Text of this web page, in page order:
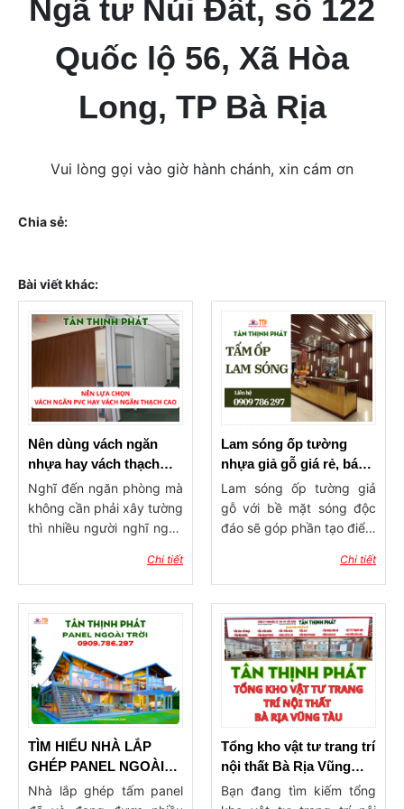
Ngã tư Núi Đất, số 122
Quốc lộ 56, Xã Hòa
Long, TP Bà Rịa
Vui lòng gọi vào giờ hành chánh, xin cám ơn
Chia sẻ:
Bài viết khác:
Nên dùng vách ngăn
nhựa hay vách thạch
cao ngăn phòng?
Nghĩ đến ngăn phòng mà
không cần phải xây tường
thì nhiều người nghĩ ngay
biến hiện nay đó là vách
ngăn nhựa và vách thạch
cao. Vậy nên dùng vách
ngăn nhựa hay vách
thạch cao ngăn phòng?
Hãy cùng vật tư Tân
Thịnh Phát tham khảo qua
bài viết dưới đây để tìm ra
giải pháp làm vách ngăn
phòng phù hợp nhẩt cho
ngôi nhà của mình nhé!
Chi tiết
Lam sóng ốp tường
nhựa giả gỗ giá rẻ, báo
giá lam ốp tường, trần
Lam sóng ốp tường giả
gỗ với bề mặt sóng độc
đáo sẽ góp phần tạo điểm
trình xây dựng. Sản phẩm
có tính ứng dụng rộng rãi,
được dùng trong trang trí
ốp tường, ốp trần với ưu
điểm độ bền cao, khả
năng chống chịu thời tiết
tốt, mang đến không gian
sống tinh tế, hiện đại và
đẳng cấp.
Chi tiết
TÌM HIỂU NHÀ LẮP
GHÉP PANEL NGOÀI
TRỜI
Nhà lắp ghép tấm panel
Tổng kho vật tư trang trí
nội thất Bà Rịa Vũng
Tàu – Uy tín, đa dạng,
Bạn đang tìm kiếm tổng